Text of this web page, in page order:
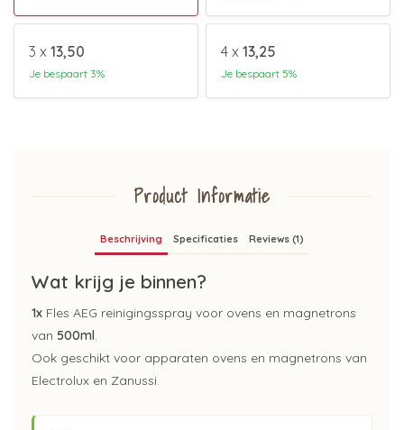
3 x 13,50
Je bespaart 3%
4 x 13,25
Je bespaart 5%
Product Informatie
Beschrijving Specificaties Reviews (1)
Wat krijg je binnen?
1x Fles AEG reinigingsspray voor ovens en magnetrons
van 500ml.
Ook geschikt voor apparaten ovens en magnetrons van
Electrolux en Zanussi.